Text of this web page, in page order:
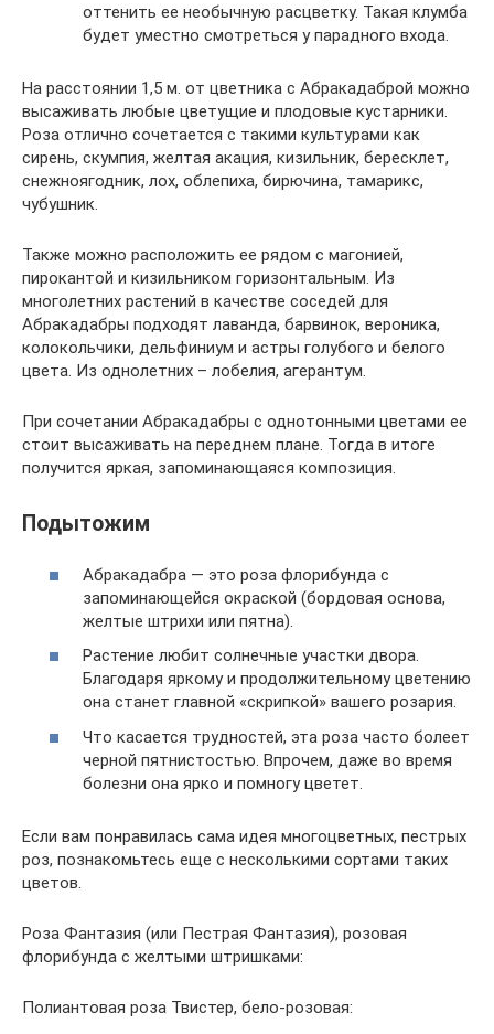
оттенить ее необычную расцветку. Такая клумба
будет уместно смотреться у парадного входа.
На расстоянии 1,5 м. от цветника с Абракадаброй можно
высаживать любые цветущие и плодовые кустарники.
Роза отлично сочетается с такими культурами как
сирень, скумпия, желтая акация, кизильник, бересклет,
снежноягодник, лох, облепиха, бирючина, тамарикс,
чубушник.
Также можно расположить ее рядом с магонией,
пирокантой и кизильником горизонтальным. Из
многолетних растений в качестве соседей для
Абракадабры подходят лаванда, барвинок, вероника,
колокольчики, дельфиниум и астры голубого и белого
цвета. Из однолетних – лобелия, агерантум.
При сочетании Абракадабры с однотонными цветами ее
стоит высаживать на переднем плане. Тогда в итоге
получится яркая, запоминающаяся композиция.
Подытожим
Абракадабра — это роза флорибунда с
запоминающейся окраской (бордовая основа,
желтые штрихи или пятна).
Растение любит солнечные участки двора.
Благодаря яркому и продолжительному цветению
она станет главной «скрипкой» вашего розария.
Что касается трудностей, эта роза часто болеет
черной пятнистостью. Впрочем, даже во время
болезни она ярко и помногу цветет.
Если вам понравилась сама идея многоцветных, пестрых
роз, познакомьтесь еще с несколькими сортами таких
цветов.
Роза Фантазия (или Пестрая Фантазия), розовая
флорибунда с желтыми штришками:
Полиантовая роза Твистер, бело-розовая: